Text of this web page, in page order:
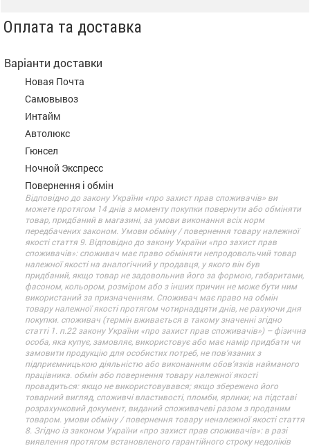
Оплата та доставка
Варіанти доставки
Новая Почта
Самовывоз
Интайм
Автолюкс
Гюнсел
Ночной Экспресс
Повернення і обмін
Відповідно до закону України «про захист прав споживачів» ви
можете протягом 14 днів з моменту покупки повернути або обміняти
товар, придбаний в магазині, за умови виконання всіх норм
передбачених законом. Умови обміну / повернення товару належної
якості стаття 9. Відповідно до закону України «про захист прав
споживачів»: споживач має право обміняти непродовольчий товар
належної якості на аналогічний у продавця, у якого він був
придбаний, якщо товар не задовольнив його за формою, габаритами,
фасоном, кольором, розміром або з інших причин не може бути ним
використаний за призначенням. Споживач має право на обмін
товару належної якості протягом чотирнадцяти днів, не рахуючи дня
покупки. споживач (термін вживається в такому значенні згідно
статті 1. п.22 закону України «про захист прав споживачів») – фізична
особа, яка купує, замовляє, використовує або має намір придбати чи
замовити продукцію для особистих потреб, не пов’язаних з
підприємницькою діяльністю або виконанням обов’язків найманого
працівника. обмін або повернення товару належної якості
провадиться: якщо не використовувався; якщо збережено його
товарний вигляд, споживчі властивості, пломби, ярлики; на підставі
розрахунковий документ, виданий споживачеві разом з проданим
товаром. умови обміну / повернення товару неналежної якості стаття
8. Згідно із законом України «про захист прав споживачів»: в разі
виявлення протягом встановленого гарантійного строку недоліків